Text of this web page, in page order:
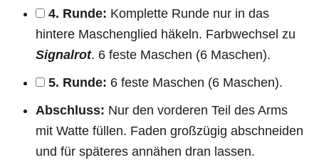
4. Runde: Komplette Runde nur in das
hintere Maschenglied häkeln. Farbwechsel zu
Signalrot. 6 feste Maschen (6 Maschen).
5. Runde: 6 feste Maschen (6 Maschen).
Abschluss: Nur den vorderen Teil des Arms
mit Watte füllen. Faden großzügig abschneiden
und für späteres annähen dran lassen.